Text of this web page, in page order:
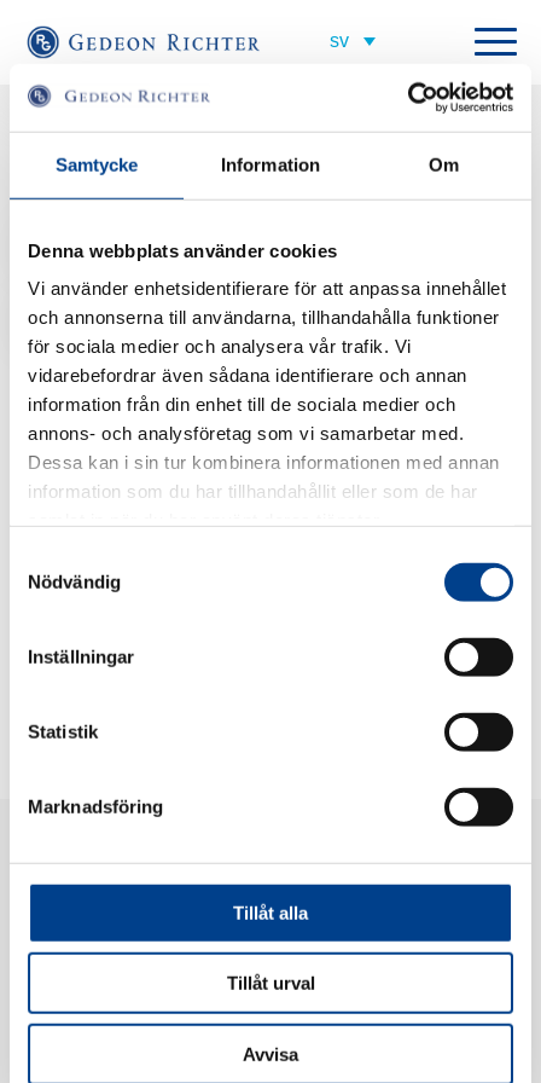
Samtycke Information Om
Denna webbplats använder cookies
Vi använder enhetsidentifierare för att anpassa innehållet
och annonserna till användarna, tillhandahålla funktioner
för sociala medier och analysera vår trafik. Vi
vidarebefordrar även sådana identifierare och annan
information från din enhet till de sociala medier och
annons- och analysföretag som vi samarbetar med.
Dessa kan i sin tur kombinera informationen med annan
information som du har tillhandahållit eller som de har
Nödvändig
Inställningar
Statistik
Marknadsföring
Tillåt alla
Tillåt urval
Avvisa
Alla medarbetare
Managing Director
+46 733 20 65 29
Kort om Mats
Mats är VD på Gedeon Richter. Det innebär att han är ansvarig för hela
Gedeon Richters verksamhet i Norden.
Mats har jobbat med läkemedel sedan 1996 och med kvinnohälsa sedan
1999, bland annat varit kommunikationschef på Organon och
Även om han gillar att jobba, så vill han helst bara åka skidor eller segla
tillsammans med familjen.
Barnhusgatan 22, 5tr, 111 23 Stockholm, Sweden
+46 8 611 24 00